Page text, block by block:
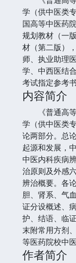
学（供中医类
国高等中医药
规划教材（一
材（第二版）
师、执业助理
学、中西医结
考试指定参考书
内容简介
《普通高等
学（供中医类
论两部分。总
起源和发展，
中医内科疾病
治原则及外感
辨治概要。各
胆、肾系、气
证分设概述、
护、结语、临
末附常用方剂
等医药院校中
作者简介